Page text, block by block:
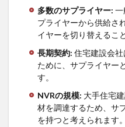
多数のサプライヤー: 一
プライヤーから供給さ
イヤーを切り替えるこ
長期契約: 住宅建設会
ために、サプライヤー
す。
NVRの規模: 大手住宅
材を調達するため、サ
を持つと考えられます。